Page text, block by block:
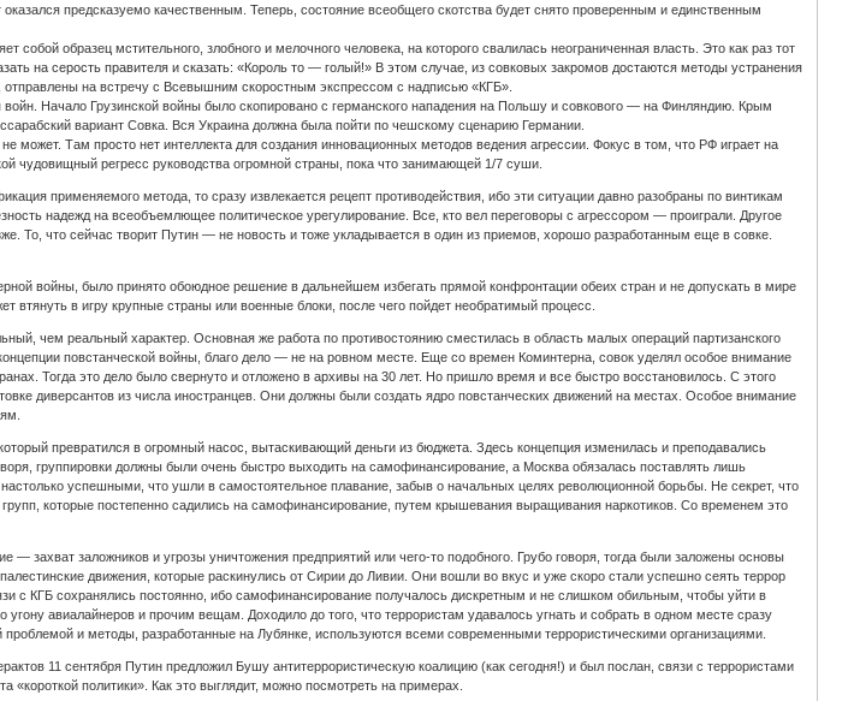
предсказуемо качественным. Теперь, состояние всеобщего скотства будет снято проверенным и единственным
образец мстительного, злобного и мелочного человека, на которого свалилась неограниченная власть. Это как раз тот
на серость правителя и сказать: «Король то — голый!» В этом случае, из совковых закромов достаются методы устранения
на встречу с Всевышним скоростным экспрессом с надписью «КГБ».
Начало Грузинской войны было скопировано с германского нападения на Польшу и совкового — на Финляндию. Крым
вариант Совка. Вся Украина должна была пойти по чешскому сценарию Германии.
может. Там просто нет интеллекта для создания инновационных методов ведения агрессии. Фокус в том, что РФ играет на
чудовищный регресс руководства огромной страны, пока что занимающей 1/7 суши.
применяемого метода, то сразу извлекается рецепт противодействия, ибо эти ситуации давно разобраны по винтикам
надежд на всеобъемлющее политическое урегулирование. Все, кто вел переговоры с агрессором — проиграли. Другое
То, что сейчас творит Путин — не новость и тоже укладывается в один из приемов, хорошо разработанным еще в совке.
войны, было принято обоюдное решение в дальнейшем избегать прямой конфронтации обеих стран и не допускать в мире
втянуть в игру крупные страны или военные блоки, после чего пойдет необратимый процесс.
чем реальный характер. Основная же работа по противостоянию сместилась в область малых операций партизанского
повстанческой войны, благо дело — не на ровном месте. Еще со времен Коминтерна, совок уделял особое внимание
Тогда это дело было свернуто и отложено в архивы на 30 лет. Но пришло время и все быстро восстановилось. С этого
диверсантов из числа иностранцев. Они должны были создать ядро повстанческих движений на местах. Особое внимание
превратился в огромный насос, вытаскивающий деньги из бюджета. Здесь концепция изменилась и преподавались
группировки должны были очень быстро выходить на самофинансирование, а Москва обязалась поставлять лишь
успешными, что ушли в самостоятельное плавание, забыв о начальных целях революционной борьбы. Не секрет, что
которые постепенно садились на самофинансирование, путем крышевания выращивания наркотиков. Со временем это
захват заложников и угрозы уничтожения предприятий или чего-то подобного. Грубо говоря, тогда были заложены основы
движения, которые раскинулись от Сирии до Ливии. Они вошли во вкус и уже скоро стали успешно сеять террор
с КГБ сохранялись постоянно, ибо самофинансирование получалось дискретным и не слишком обильным, чтобы уйти в
авиалайнеров и прочим вещам. Доходило до того, что террористам удавалось угнать и собрать в одном месте сразу
и методы, разработанные на Лубянке, используются всеми современными террористическими организациями.
11 сентября Путин предложил Бушу антитеррористическую коалицию (как сегодня!) и был послан, связи с террористами
«короткой политики». Как это выглядит, можно посмотреть на примерах.